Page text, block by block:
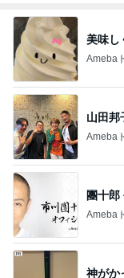
美味し
Ameba
山田邦
Ameba
團十郎
Ameba
神がか